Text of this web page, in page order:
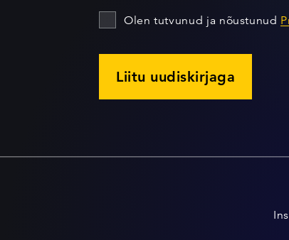
Olen tutvunud ja nõustunud
Liitu uudiskirjaga